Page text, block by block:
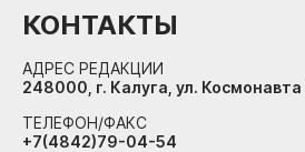
КОНТАКТЫ
АДРЕС РЕДАКЦИИ
248000, г. Калуга, ул.
ТЕЛЕФОН/ФАКС
+7(4842)79-04-54